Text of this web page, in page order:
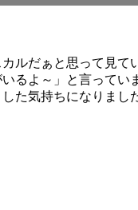
ルだぁと思って見て
るよ～」と言ってい
た気持ちになりまし